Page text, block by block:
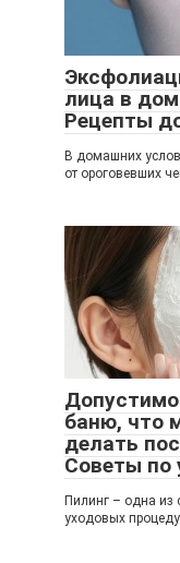
лица в
Рецепты
В домашних
от ороговевших
баню, что
делать
Советы по
Пилинг – одна из
уходовых